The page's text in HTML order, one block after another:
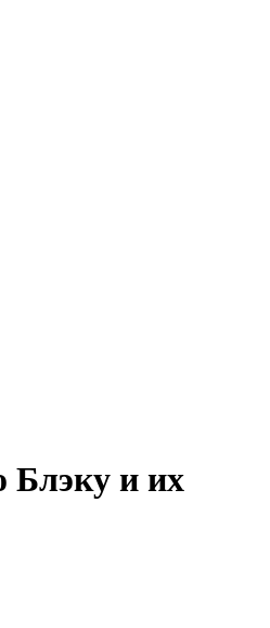
Блэку и их